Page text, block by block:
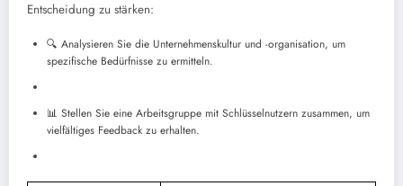
Entscheidung zu stärken:
🔍 Analysieren Sie die Unternehmenskultur und -organisation, um
spezifische Bedürfnisse zu ermitteln.
📊 Stellen Sie eine Arbeitsgruppe mit Schlüsselnutzern zusammen, um
vielfältiges Feedback zu erhalten.